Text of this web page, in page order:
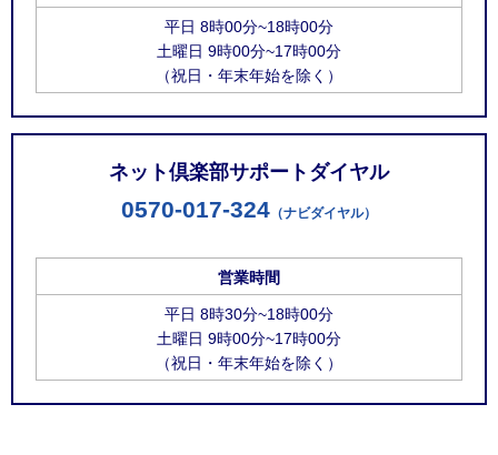
平日 8時00分~18時00分
土曜日 9時00分~17時00分
（祝日・年末年始を除く）
ネット倶楽部サポートダイヤル
0570-017-324 （ナビダイヤル）
営業時間
平日 8時30分~18時00分
土曜日 9時00分~17時00分
（祝日・年末年始を除く）